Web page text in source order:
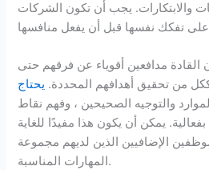
والابتكارات. يجب أن تكون الشركات
مدافعين أقوياء عن فرقهم حتى
ككل من تحقيق أهدافهم المحددة. يحتاج
والتوجيه الصحيحين ، وفهم نقاط
يمكن أن يكون هذا مفيدًا للغاية
الإضافيين الذين لديهم مجموعة
المهارات المناسبة.